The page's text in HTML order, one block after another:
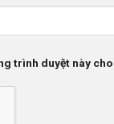
trình duyệt này